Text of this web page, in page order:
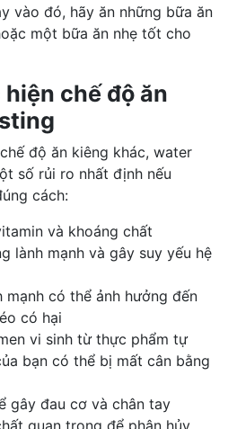
vào đó, hãy ăn những bữa ăn
một bữa ăn nhẹ tốt cho
chế độ ăn
chế độ ăn kiêng khác, water
số rủi ro nhất định nếu
cách:
và khoáng chất
lành mạnh và gây suy yếu hệ
mạnh có thể ảnh hưởng đến
có hại
vi sinh từ thực phẩm tự
bạn có thể bị mất cân bằng
gây đau cơ và chân tay
quan trọng để phân hủy